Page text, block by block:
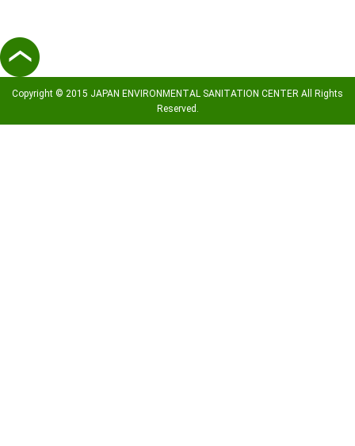
Copyright © 2015 JAPAN ENVIRONMENTAL SANITATION CENTER All Rights
Reserved.